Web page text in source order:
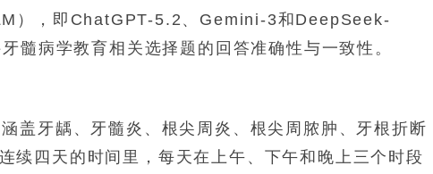
），即ChatGPT-5.2、Gemini-3和DeepSeek-
髓病学教育相关选择题的回答准确性与一致性。
盖牙龋、牙髓炎、根尖周炎、根尖周脓肿、牙根折断
续四天的时间里，每天在上午、下午和晚上三个时段